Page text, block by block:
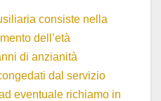
consiste nella
dell’età
di anzianità
dal servizio
eventuale richiamo in